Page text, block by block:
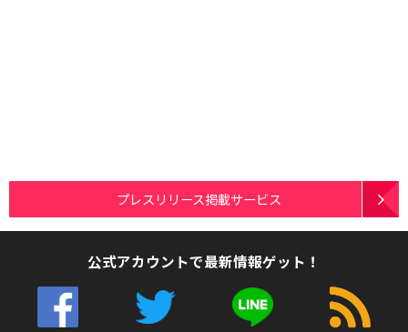
プレスリリース掲載サービス
公式アカウントで最新情報ゲット！